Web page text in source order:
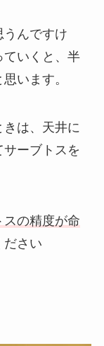
んですけ
ていくと、半
います。
は、天井に
ーブトスを
スの精度が命
ださい